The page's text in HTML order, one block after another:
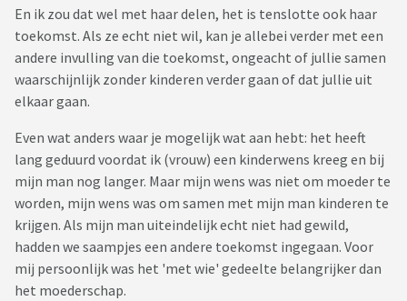
En ik zou dat wel met haar delen, het is tenslotte ook haar
toekomst. Als ze echt niet wil, kan je allebei verder met een
andere invulling van die toekomst, ongeacht of jullie samen
waarschijnlijk zonder kinderen verder gaan of dat jullie uit
elkaar gaan.
Even wat anders waar je mogelijk wat aan hebt: het heeft
lang geduurd voordat ik (vrouw) een kinderwens kreeg en bij
mijn man nog langer. Maar mijn wens was niet om moeder te
worden, mijn wens was om samen met mijn man kinderen te
krijgen. Als mijn man uiteindelijk echt niet had gewild,
hadden we saampjes een andere toekomst ingegaan. Voor
mij persoonlijk was het 'met wie' gedeelte belangrijker dan
het moederschap.